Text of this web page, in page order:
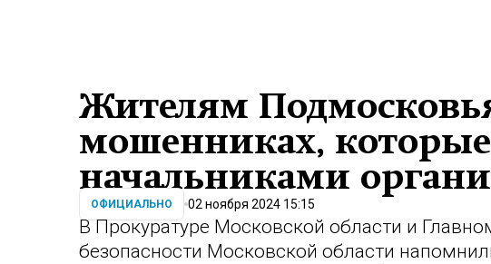
Жителям
мошенниках,
начальниками
ОФИЦИАЛЬНО 02 ноября 2024 15:15
В Прокуратуре Московской области и
безопасности Московской области